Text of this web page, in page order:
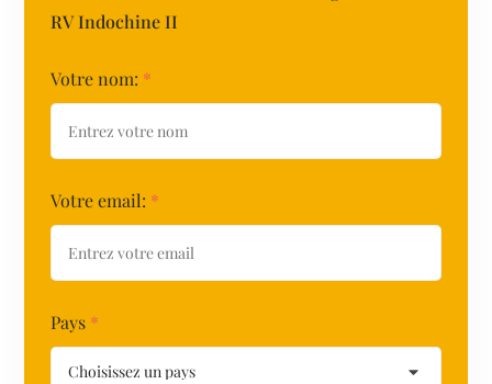
RV Indochine II
Votre nom: *
Votre email: *
Pays *